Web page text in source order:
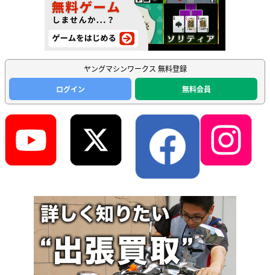
ヤングマシンワークス 無料登録
ログイン
無料会員